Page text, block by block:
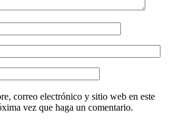
correo electrónico y sitio web en este
vez que haga un comentario.